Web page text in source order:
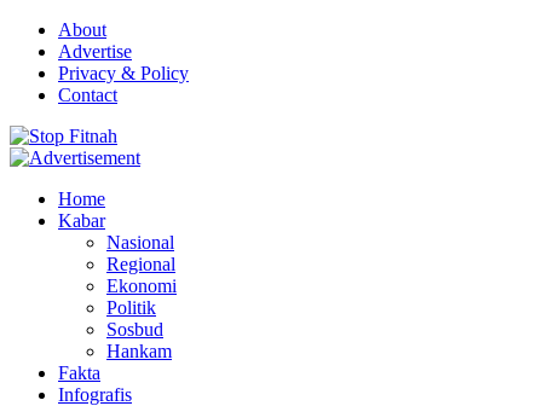
About
Advertise
Privacy & Policy
Contact
Home
Kabar
Nasional
Regional
Ekonomi
Politik
Sosbud
Hankam
Fakta
Infografis